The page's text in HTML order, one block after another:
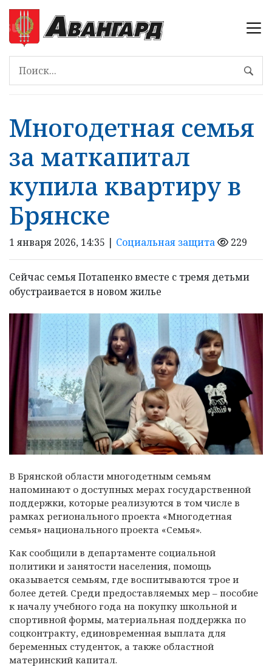
Многодетная семья
за маткапитал
купила квартиру в
Брянске
1 января 2026, 14:35 | Социальная защита 229
Сейчас семья Потапенко вместе с тремя детьми
обустраивается в новом жилье
В Брянской области многодетным семьям
напоминают о доступных мерах государственной
поддержки, которые реализуются в том числе в
рамках регионального проекта «Многодетная
семья» национального проекта «Семья».
Как сообщили в департаменте социальной
политики и занятости населения, помощь
оказывается семьям, где воспитываются трое и
более детей. Среди предоставляемых мер – пособие
к началу учебного года на покупку школьной и
спортивной формы, материальная поддержка по
соцконтракту, единовременная выплата для
беременных студенток, а также областной
материнский капитал.